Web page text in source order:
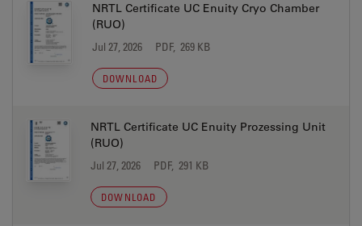
NRTL Certificate UC Enuity Cryo Chamber
(RUO)
Jul 27, 2026 PDF, 269 KB
DOWNLOAD
NRTL Certificate UC Enuity Prozessing Unit
(RUO)
Jul 27, 2026 PDF, 291 KB
DOWNLOAD